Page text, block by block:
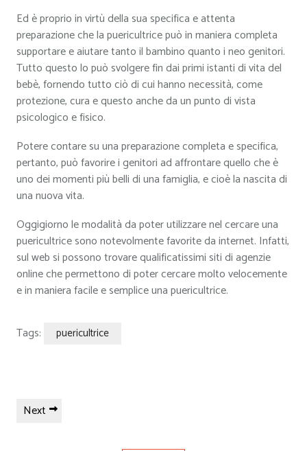
Ed è proprio in virtù della sua specifica e attenta
preparazione che la puericultrice può in maniera completa
supportare e aiutare tanto il bambino quanto i neo genitori.
Tutto questo lo può svolgere fin dai primi istanti di vita del
bebè, fornendo tutto ciò di cui hanno necessità, come
protezione, cura e questo anche da un punto di vista
psicologico e fisico.
Potere contare su una preparazione completa e specifica,
pertanto, può favorire i genitori ad affrontare quello che è
uno dei momenti più belli di una famiglia, e cioè la nascita di
una nuova vita.
Oggigiorno le modalità da poter utilizzare nel cercare una
puericultrice sono notevolmente favorite da internet. Infatti,
sul web si possono trovare qualificatissimi siti di agenzie
online che permettono di poter cercare molto velocemente
e in maniera facile e semplice una puericultrice.
Tags: puericultrice
Navigazione
articoli
Next
Next